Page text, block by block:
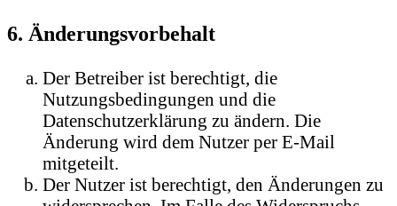
6. Änderungsvorbehalt
Der Betreiber ist berechtigt, die
Nutzungsbedingungen und die
Datenschutzerklärung zu ändern. Die
Änderung wird dem Nutzer per E-Mail
mitgeteilt.
Der Nutzer ist berechtigt, den Änderungen zu